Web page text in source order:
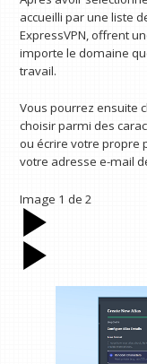
accueilli par une liste
ExpressVPN, offrent
importe le domaine
travail.
Vous pourrez ensuite
choisir parmi des
ou écrire votre propre
votre adresse e-mail
Image 1 de2